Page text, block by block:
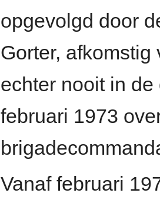
opgevolgd door
Gorter,
echter nooit in
februari 1973
Vanaf februari